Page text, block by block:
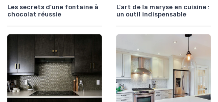
Les secrets d'une fontaine à
chocolat réussie
L'art de la maryse en cuisine :
un outil indispensable